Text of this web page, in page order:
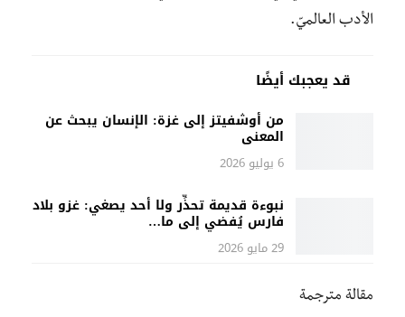
الأدب العالميّ.
قد يعجبك أيضًا
من أوشفيتز إلى غزة: الإنسان يبحث عن
المعنى
6 يوليو 2026
نبوءة قديمة تحذِّر ولا أحد يصغي: غزو بلاد
فارس يُفضي إلى ما…
29 مايو 2026
مقالة مترجمة